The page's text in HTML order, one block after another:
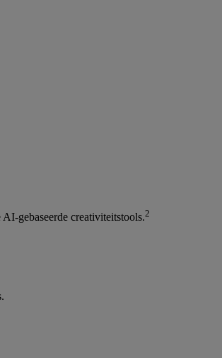
gebaseerde creativiteitstools.2